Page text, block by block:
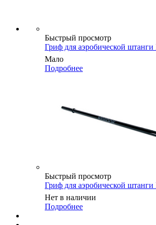
Быстрый просмотр
Гриф для аэробической штанги
Мало
Подробнее
Быстрый просмотр
Гриф для аэробической
Нет в наличии
Подробнее